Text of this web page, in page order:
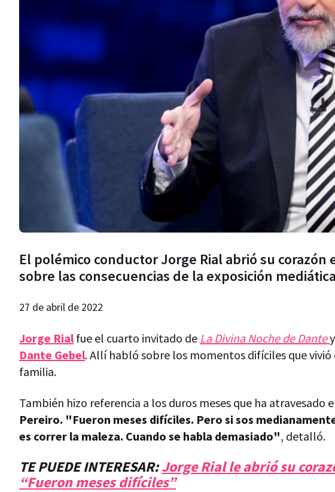
El polémico conductor Jorge Rial abrió su
sobre las consecuencias de la exposición
27 de abril de 2022
Jorge Rial fue el cuarto invitado de La Divina Noche de Dante
Dante Gebel. Allí habló sobre los momentos difíciles que
familia.
También hizo referencia a los duros meses que ha atravesado
Pereiro. "Fueron meses difíciles. Pero si sos
es correr la maleza. Cuando se habla demasiado", detalló.
TE PUEDE INTERESAR:Jorge Rial le abrió su
“Fueron meses difíciles”